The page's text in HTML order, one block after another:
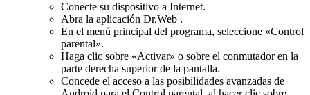
Conecte su dispositivo a Internet.
Abra la aplicación Dr.Web .
En el menú principal del programa, seleccione «Control
parental».
Haga clic sobre «Activar» o sobre el conmutador en la
parte derecha superior de la pantalla.
Concede el acceso a las posibilidades avanzadas de